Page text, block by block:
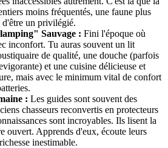
moins fréquentés, une faune plus
d'être un privilégié.
Sauvage : Fini l'époque où
inconfort. Tu auras souvent un lit
de qualité, une douche (parfois
et une cuisine délicieuse et
mais avec le minimum vital de confort
: Les guides sont souvent des
chasseurs reconvertis en protecteurs
sont incroyables. Ils lisent la
ouvert. Apprends d'eux, écoute leurs
inestimable.